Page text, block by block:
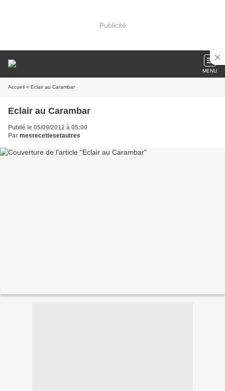
Publicité
MENU
Accueil » Eclair au Carambar
Eclair au Carambar
Publié le 05/09/2012 à 05:00
Par mesrecettesetautres